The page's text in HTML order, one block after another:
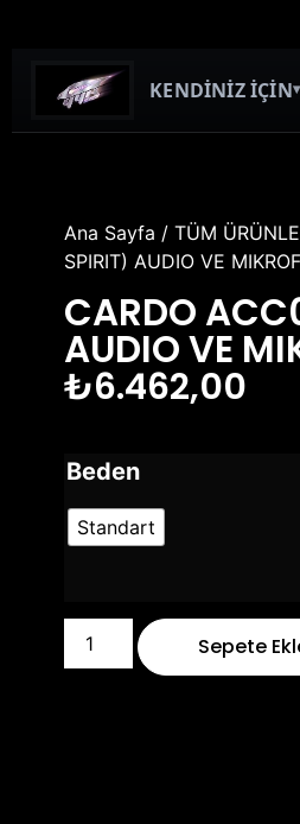
KENDİNİZ İÇİN▾
Ana Sayfa / TÜM
SPIRIT) AUDIO VE
CARDO
AUDIO VE
₺6.462,00
Beden
Standart
Sepete